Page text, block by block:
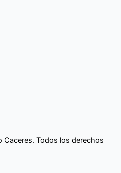
Todos los derechos